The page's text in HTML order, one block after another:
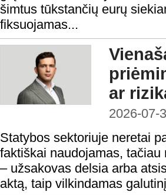
šimtus tūkstančių eurų
fiksuojamas...
ar
2026-07-
Statybos sektoriuje neretai
faktiškai naudojamas,
– užsakovas delsia arba
aktą, taip vilkindamas